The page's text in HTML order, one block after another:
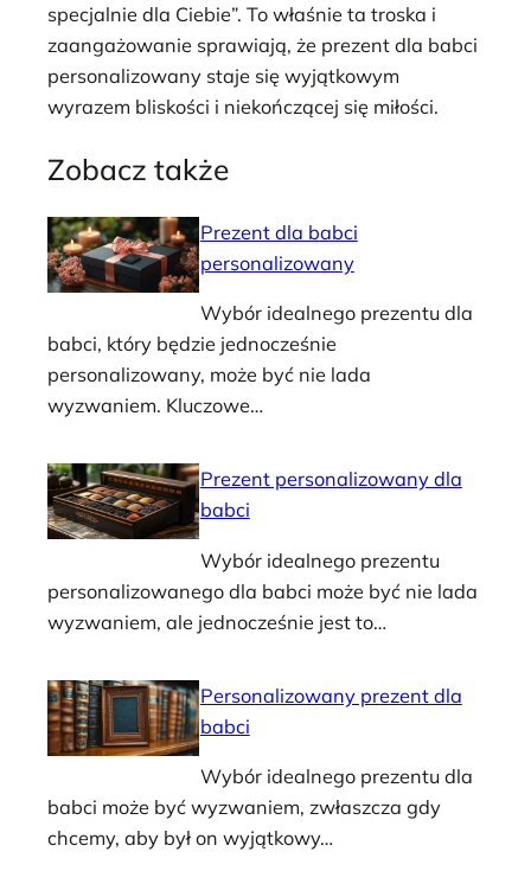
specjalnie dla Ciebie”. To właśnie ta troska i
zaangażowanie sprawiają, że prezent dla babci
personalizowany staje się wyjątkowym
wyrazem bliskości i niekończącej się miłości.
Zobacz także
Prezent dla babci
personalizowany
Wybór idealnego prezentu dla
babci, który będzie jednocześnie
personalizowany, może być nie lada
wyzwaniem. Kluczowe…
Prezent personalizowany dla
babci
Wybór idealnego prezentu
personalizowanego dla babci może być nie lada
wyzwaniem, ale jednocześnie jest to…
Personalizowany prezent dla
babci
Wybór idealnego prezentu dla
babci może być wyzwaniem, zwłaszcza gdy
chcemy, aby był on wyjątkowy…